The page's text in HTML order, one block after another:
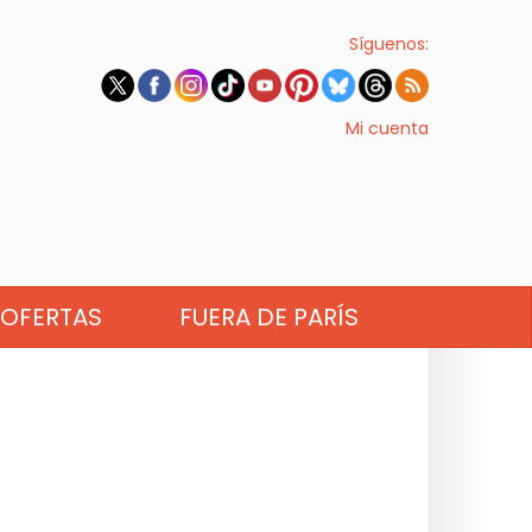
Síguenos:
Mi cuenta
OFERTAS FUERA DE PARÍS